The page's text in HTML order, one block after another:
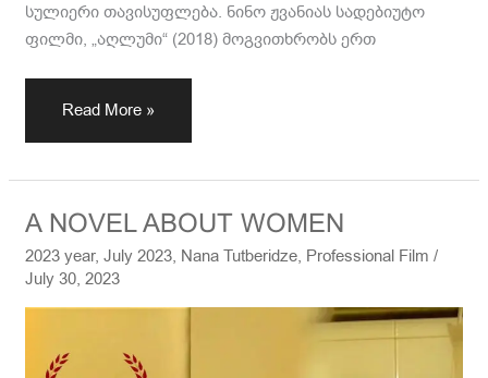
სულიერი თავისუფლება. ნინო ჟვანიას სადებიუტო
ფილმი, „აღლუმი“ (2018) მოგვითხრობს ერთ
Read More »
A NOVEL ABOUT WOMEN
2023 year,July 2023, Nana Tutberidze, Professional Film /
July 30, 2023
A
NOVEL
ABOUT